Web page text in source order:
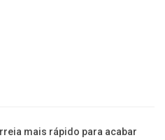
mais rápido para acabar